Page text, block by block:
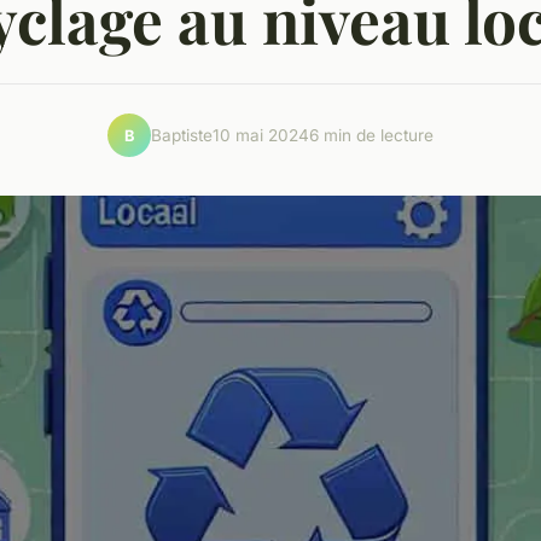
au niveau
B Baptiste10 mai 20246 min de lecture